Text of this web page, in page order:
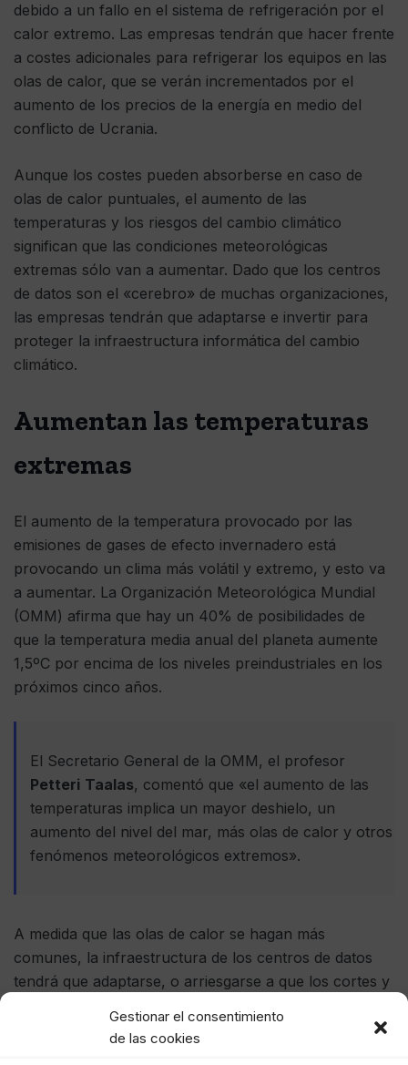
Gestionar el consentimiento
de las cookies
debido a un fallo en el sistema de refrigeración por el
calor extremo. Las empresas tendrán que hacer frente
a costes adicionales para refrigerar los equipos en las
olas de calor, que se verán incrementados por el
aumento de los precios de la energía en medio del
conflicto de Ucrania.
Aunque los costes pueden absorberse en caso de
olas de calor puntuales, el aumento de las
temperaturas y los riesgos del cambio climático
significan que las condiciones meteorológicas
extremas sólo van a aumentar. Dado que los centros
de datos son el «cerebro» de muchas organizaciones,
las empresas tendrán que adaptarse e invertir para
proteger la infraestructura informática del cambio
climático.
Aumentan las temperaturas
extremas
El aumento de la temperatura provocado por las
emisiones de gases de efecto invernadero está
provocando un clima más volátil y extremo, y esto va
a aumentar. La Organización Meteorológica Mundial
(OMM) afirma que hay un 40% de posibilidades de
que la temperatura media anual del planeta aumente
1,5ºC por encima de los niveles preindustriales en los
próximos cinco años.
El Secretario General de la OMM, el profesor
Petteri Taalas, comentó que «el aumento de las
temperaturas implica un mayor deshielo, un
aumento del nivel del mar, más olas de calor y otros
fenómenos meteorológicos extremos».
A medida que las olas de calor se hagan más
comunes, la infraestructura de los centros de datos
tendrá que adaptarse, o arriesgarse a que los cortes y
empresariales clave.